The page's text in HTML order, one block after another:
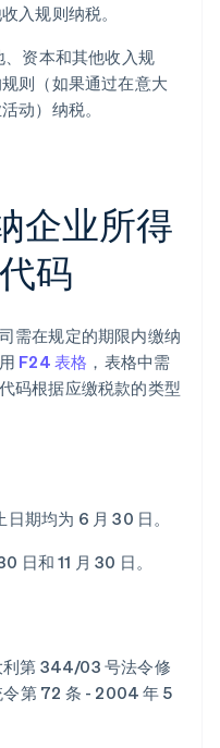
入规则纳税。
、资本和其他收入规
则（如果通过在意大
动）纳税。
企业所得
码
需在规定的期限内缴纳
F24 表格 ，表格中需
码根据应缴税款的类型
期均为 6 月 30 日。
日和 11 月 30 日。
利第 344/03 号法令修
第 72 条 - 2004 年 5